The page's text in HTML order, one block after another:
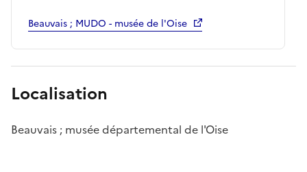
Beauvais ; MUDO - musée de l'Oise
Localisation
Beauvais ; musée départemental de l'Oise